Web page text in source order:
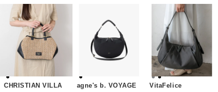
CHRISTIAN VILLA agne's b. VOYAGE VitaFelice